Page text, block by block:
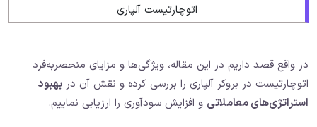
اتوچارتیست آلپاری
در واقع قصد داریم در این مقاله، ویژگی‌ها و مزایای منحصربه‌فرد
اتوچارتیست در بروکر آلپاری را بررسی کرده و نقش آن در بهبود
استراتژی‌های معاملاتی و افزایش سودآوری را ارزیابی نماییم.